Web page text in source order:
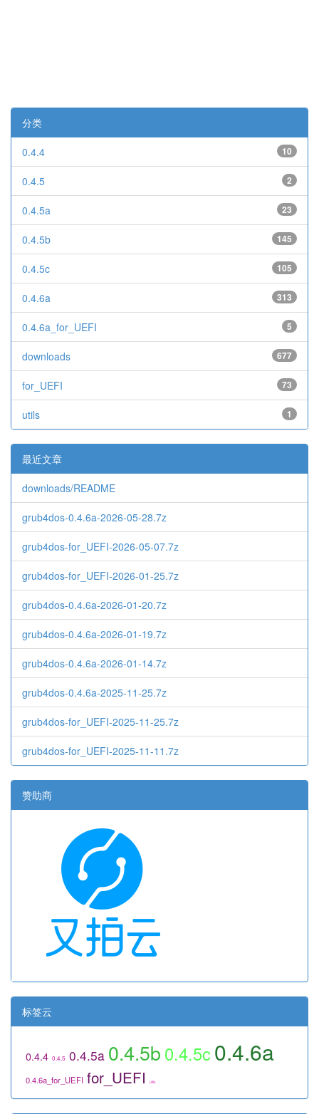
分类
10
0.4.4
2
0.4.5
23
0.4.5a
145
0.4.5b
105
0.4.5c
313
0.4.6a
5
0.4.6a_for_UEFI
677
downloads
73
for_UEFI
1
utils
最近文章
downloads/README
grub4dos-0.4.6a-2026-05-28.7z
grub4dos-for_UEFI-2026-05-07.7z
grub4dos-for_UEFI-2026-01-25.7z
grub4dos-0.4.6a-2026-01-20.7z
grub4dos-0.4.6a-2026-01-19.7z
grub4dos-0.4.6a-2026-01-14.7z
grub4dos-0.4.6a-2025-11-25.7z
grub4dos-for_UEFI-2025-11-25.7z
grub4dos-for_UEFI-2025-11-11.7z
赞助商
标签云
0.4.4 0.4.5 0.4.5a 0.4.5b 0.4.5c0.4.6a
0.4.6a_for_UEFI for_UEFI utils